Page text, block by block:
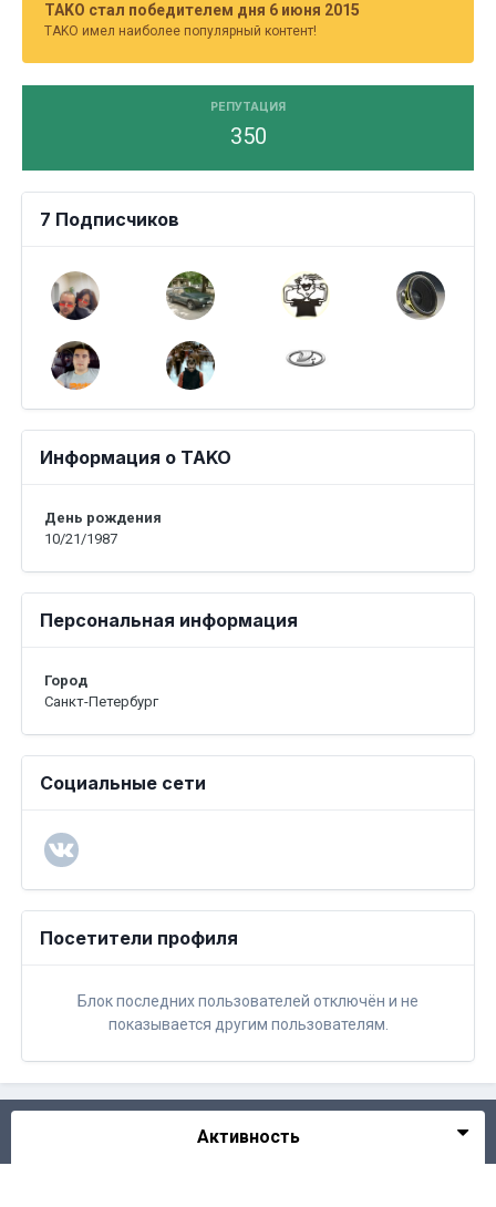
TAKO стал победителем дня 6 июня 2015
TAKO имел наиболее популярный контент!
РЕПУТАЦИЯ
350
7 Подписчиков
Информация о TAKO
День рождения
10/21/1987
Персональная информация
Город
Санкт-Петербург
Социальные сети
Посетители профиля
Блок последних пользователей отключён и не
показывается другим пользователям.
Активность